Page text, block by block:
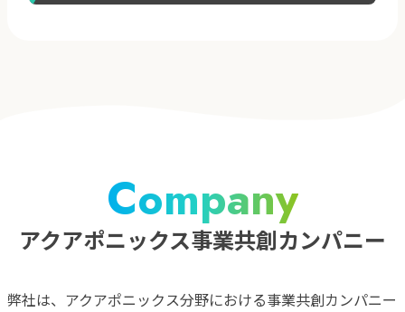
Company
アクアポニックス事業共創カンパニー
弊社は、アクアポニックス分野における事業共創カンパニー